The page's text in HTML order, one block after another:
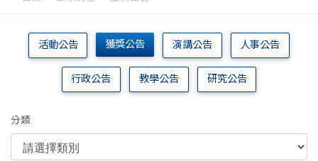
活動公告 獲獎公告 演講公告 人事公告
行政公告 教學公告 研究公告
分類